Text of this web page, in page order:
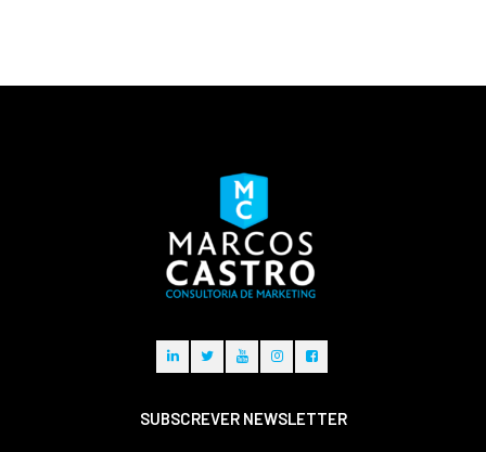
SUBSCREVER NEWSLETTER